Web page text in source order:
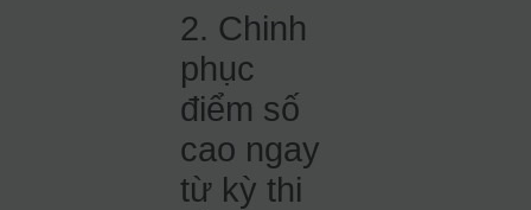
2. Chinh
phục
điểm số
cao ngay
từ kỳ thi